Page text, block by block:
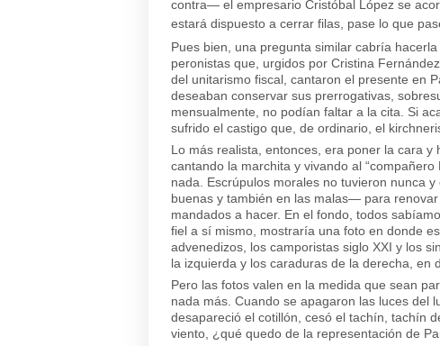
contra— el empresario Cristóbal López se
estará dispuesto a cerrar filas, pase lo que
Pues bien, una pregunta similar cabría
peronistas que, urgidos por Cristina
del unitarismo fiscal, cantaron el presente en
deseaban conservar sus prerrogativas,
mensualmente, no podían faltar a la cita. Si
sufrido el castigo que, de ordinario, el
Lo más realista, entonces, era poner la cara y
cantando la marchita y vivando al
nada. Escrúpulos morales no tuvieron nunca
buenas y también en las malas— para
mandados a hacer. En el fondo, todos
fiel a sí mismo, mostraría una foto en donde
advenedizos, los camporistas siglo XXI y los
la izquierda y los caraduras de la derecha, en
Pero las fotos valen en la medida que sean
nada más. Cuando se apagaron las luces del
desapareció el cotillón, cesó el tachín, tachín
viento, ¿qué quedo de la representación de